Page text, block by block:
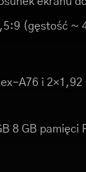
(gęstość ~
A76 i
8 GB pamięci